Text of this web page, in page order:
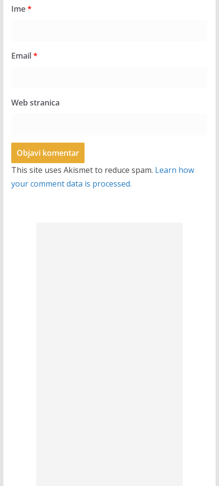
Ime*
Email*
Web stranica
This site uses Akismet to reduce spam. Learn how
your comment data is processed.